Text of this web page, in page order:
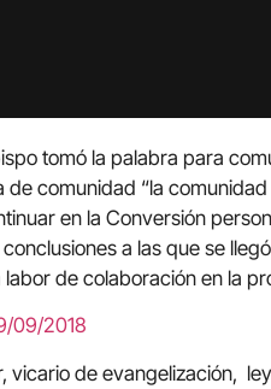
tomó la palabra para
comunidad “la
en la Conversión
a las que se
de colaboración en la
vicario de evangelización,